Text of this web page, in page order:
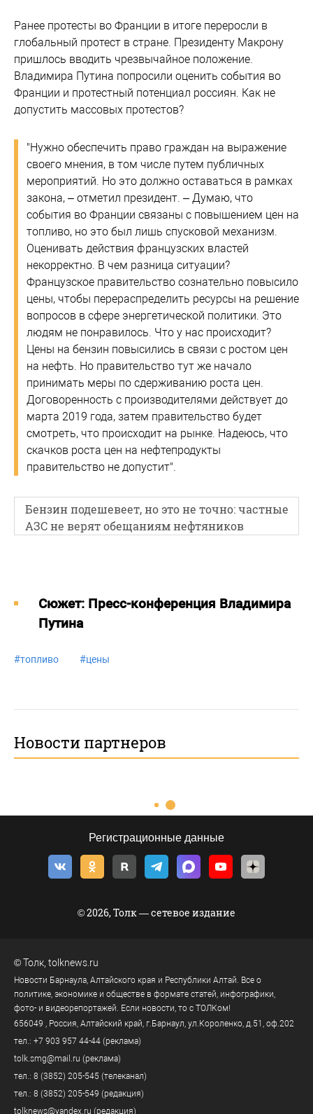
Ранее протесты во Франции в итоге переросли в
глобальный протест в стране. Президенту Макрону
пришлось вводить чрезвычайное положение.
Владимира Путина попросили оценить события во
Франции и протестный потенциал россиян. Как не
допустить массовых протестов?
"Нужно обеспечить право граждан на выражение
своего мнения, в том числе путем публичных
мероприятий. Но это должно оставаться в рамках
закона, – отметил президент. – Думаю, что
события во Франции связаны с повышением цен на
топливо, но это был лишь спусковой механизм.
Оценивать действия французских властей
некорректно. В чем разница ситуации?
Французское правительство сознательно повысило
цены, чтобы перераспределить ресурсы на решение
вопросов в сфере энергетической политики. Это
людям не понравилось. Что у нас происходит?
Цены на бензин повысились в связи с ростом цен
на нефть. Но правительство тут же начало
принимать меры по сдерживанию роста цен.
Договоренность с производителями действует до
марта 2019 года, затем правительство будет
смотреть, что происходит на рынке. Надеюсь, что
скачков роста цен на нефтепродукты
правительство не допустит".
Бензин подешевеет, но это не точно: частные
АЗС не верят обещаниям нефтяников
Cюжет: Пресс-конференция Владимира
Путина
#топливо #цены
Новости партнеров
Регистрационные данные
© 2026, Толк — сетевое издание
©Толк tolknews.ru
Новости Барнаула, Алтайского края и Республики Алтай. Все о
политике, экономике и обществе в формате статей, инфографики,
фото- и видеорепортажей. Если новости, то с ТОЛКом!
656049 , Россия, Алтайский край, г.Барнаул, ул.Короленко, д.51, оф.202
тел.: +7 903 957 44-44 (реклама)
tolk.smg@mail.ru (реклама)
тел.: 8 (3852) 205-545 (телеканал)
тел.: 8 (3852) 205-549 (редакция)
tolknews@yandex.ru (редакция)